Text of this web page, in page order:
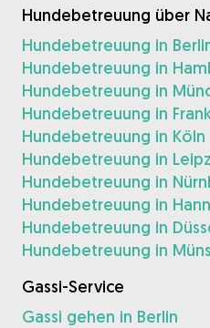
Hundebetreuung über
Hundebetreuung in
Hundebetreuung in
Hundebetreuung in
Hundebetreuung in
Hundebetreuung in Köln
Hundebetreuung in
Hundebetreuung in
Hundebetreuung in
Hundebetreuung in
Hundebetreuung in
Gassi-Service
Gassi gehen in Berlin